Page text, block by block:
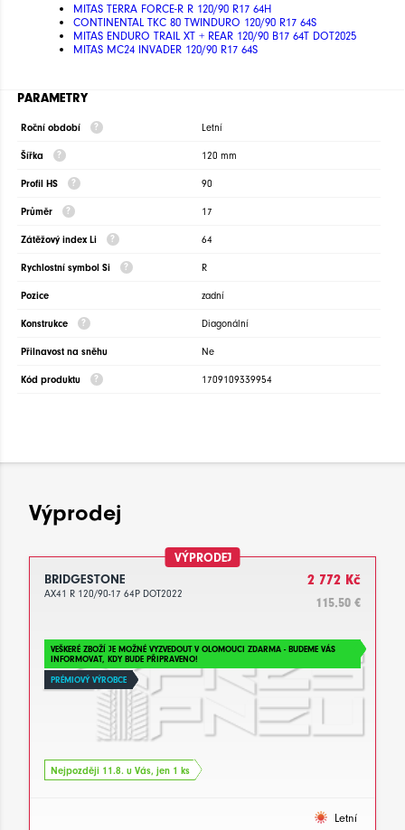
MITAS TERRA FORCE-R R 120/90 R17 64H
CONTINENTAL TKC 80 TWINDURO 120/90 R17 64S
MITAS ENDURO TRAIL XT + REAR 120/90 B17 64T DOT2025
MITAS MC24 INVADER 120/90 R17 64S
PARAMETRY
Roční období Letní
Šířka 120 mm
Profil HS 90
Průměr 17
Zátěžový index Li 64
Rychlostní symbol Si R
Pozice zadní
Konstrukce Diagonální
Přilnavost na sněhu Ne
Kód produktu 1709109339954
Výprodej
VÝPRODEJ
BRIDGESTONE
AX41 R 120/90-17 64P DOT2022
2 772 Kč
115.50 €
VEŠKERÉ ZBOŽÍ JE MOŽNÉ VYZVEDOUT V OLOMOUCI ZDARMA - BUDEME VÁS
INFORMOVAT, KDY BUDE PŘIPRAVENO!
PRÉMIOVÝ VÝROBCE
Nejpozději 11.8. u Vás, jen 1 ks
Letní